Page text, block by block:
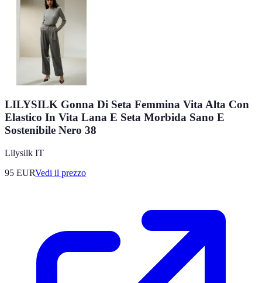
LILYSILK Gonna Di Seta Femmina Vita Alta Con
Elastico In Vita Lana E Seta Morbida Sano E
Sostenibile Nero 38
Lilysilk IT
95 EURVedi il prezzo